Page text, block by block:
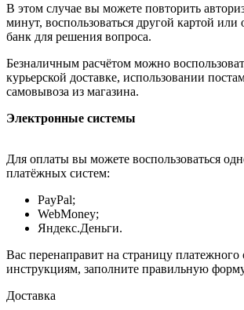
В этом случае вы можете повторить
минут, воспользоваться другой картой или
банк для решения вопроса.
Безналичным расчётом можно
курьерской доставке, использовании
самовывоза из магазина.
Электронные системы
Для оплаты вы можете воспользоваться
платёжных систем:
PayPal;
WebMoney;
Яндекс.Деньги.
Вас перенаправит на страницу платежного
инструкциям, заполните правильную
Доставка